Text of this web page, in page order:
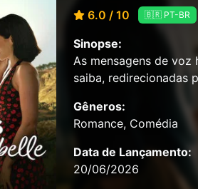
6.0 / 10 🇧🇷 PT-BR
Sinopse:
As mensagens de voz
saiba, redirecionadas
Gêneros:
Romance, Comédia
Data de Lançamento:
20/06/2026